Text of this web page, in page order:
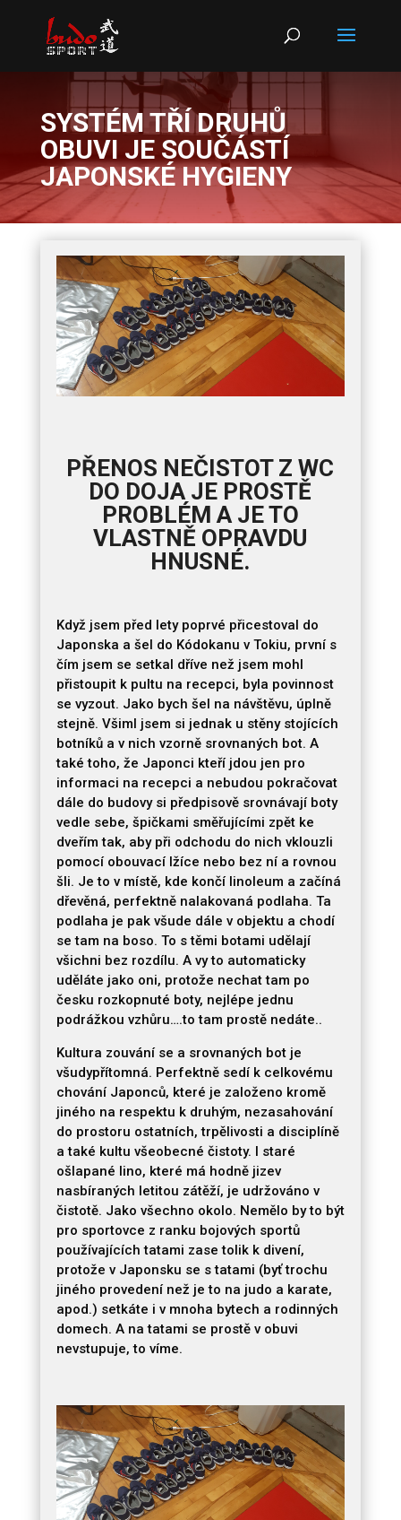
Products
search
SYSTÉM TŘÍ DRUHŮ
OBUVI JE SOUČÁSTÍ
JAPONSKÉ HYGIENY
PŘENOS NEČISTOT Z WC
DO DOJA JE PROSTĚ
PROBLÉM A JE TO
VLASTNĚ OPRAVDU
HNUSNÉ.
Když jsem před lety poprvé přicestoval do
Japonska a šel do Kódokanu v Tokiu, první s
čím jsem se setkal dříve než jsem mohl
přistoupit k pultu na recepci, byla povinnost
se vyzout. Jako bych šel na návštěvu, úplně
stejně. Všiml jsem si jednak u stěny stojících
botníků a v nich vzorně srovnaných bot. A
také toho, že Japonci kteří jdou jen pro
informaci na recepci a nebudou pokračovat
dále do budovy si předpisově srovnávají boty
vedle sebe, špičkami směřujícími zpět ke
dveřím tak, aby při odchodu do nich vklouzli
pomocí obouvací lžíce nebo bez ní a rovnou
šli. Je to v místě, kde končí linoleum a začíná
dřevěná, perfektně nalakovaná podlaha. Ta
podlaha je pak všude dále v objektu a chodí
se tam na boso. To s těmi botami udělají
všichni bez rozdílu. A vy to automaticky
uděláte jako oni, protože nechat tam po
česku rozkopnuté boty, nejlépe jednu
podrážkou vzhůru….to tam prostě nedáte..
Kultura zouvání se a srovnaných bot je
všudypřítomná. Perfektně sedí k celkovému
chování Japonců, které je založeno kromě
jiného na respektu k druhým, nezasahování
do prostoru ostatních, trpělivosti a disciplíně
a také kultu všeobecné čistoty. I staré
ošlapané lino, které má hodně jizev
nasbíraných letitou zátěží, je udržováno v
čistotě. Jako všechno okolo. Nemělo by to být
pro sportovce z ranku bojových sportů
používajících tatami zase tolik k divení,
protože v Japonsku se s tatami (byť trochu
jiného provedení než je to na judo a karate,
apod.) setkáte i v mnoha bytech a rodinných
domech. A na tatami se prostě v obuvi
nevstupuje, to víme.